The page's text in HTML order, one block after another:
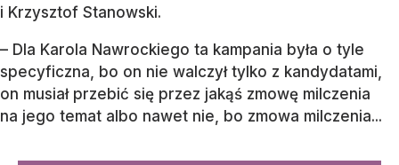
i Krzysztof Stanowski.
– Dla Karola Nawrockiego ta kampania była o tyle
specyficzna, bo on nie walczył tylko z kandydatami,
on musiał przebić się przez jakąś zmowę milczenia
na jego temat albo nawet nie, bo zmowa milczenia...